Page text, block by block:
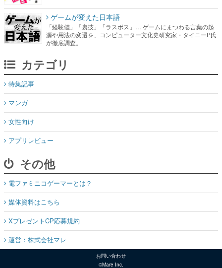
ゲームが変えた日本語
「経験値」「裏技」「ラスボス」… ゲームにまつわる言葉の起
源や用法の変遷を、コンピューター文化史研究家・タイニーP氏
が徹底調査。
カテゴリ
特集記事
マンガ
女性向け
アプリレビュー
その他
電ファミニコゲーマーとは？
媒体資料はこちら
XプレゼントCP応募規約
運営：株式会社マレ
お問い合わせ
©Mare Inc.